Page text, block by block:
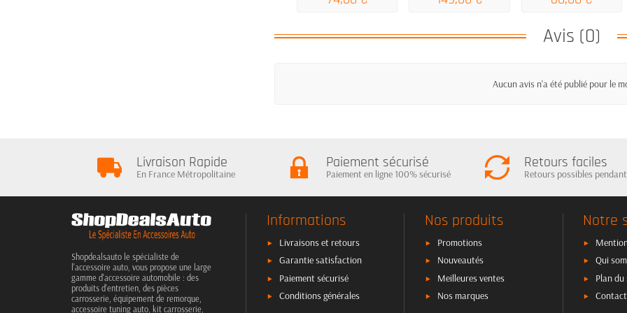
Avis (0)
Aucun avis n'a été publié pour le
Livraison Rapide
En France Métropolitaine
Paiement sécurisé
Paiement en ligne 100% sécurisé
Retours faciles
Retours possibles
Shopdealsauto le spécialiste de
l'accessoire auto, vous propose une large
gamme d'accessoire automobile : des
produits d'entretien, des pièces
carrosserie, équipement de remorque,
accessoire tuning auto, kit carrosserie,
Informations
Livraisons et retours
Garantie satisfaction
Paiement sécurisé
Conditions générales
Nos produits
Promotions
Nouveautés
Meilleures ventes
Nos marques
Notre
Qui
Plan